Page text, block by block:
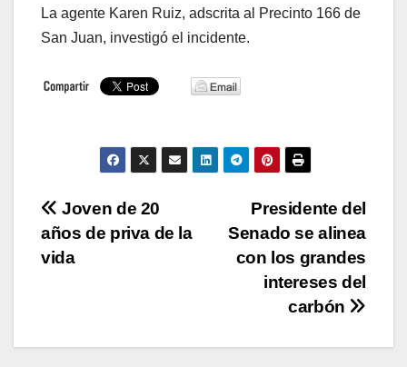
La agente Karen Ruiz, adscrita al Precinto 166 de
San Juan, investigó el incidente.
Navegación
de
Presidente del
Senado se alinea
con los grandes
intereses del
carbón
Joven de 20
años de priva de la
vida